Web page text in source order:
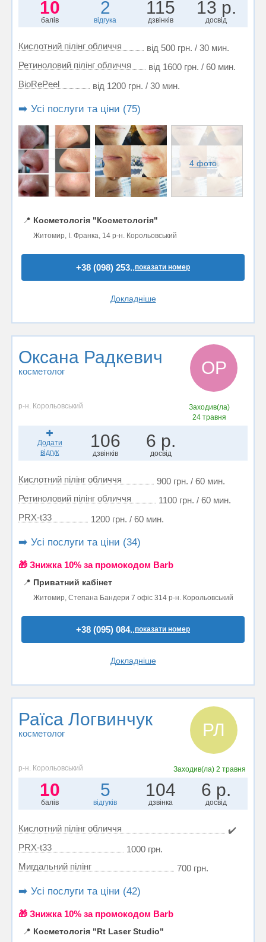
10
балів
2
відгука
115
дзвінків
13 р.
досвід
Кислотний пілінг обличчя
від 500 грн. / 30 мин.
Ретиноловий пілінг обличчя
від 1600 грн. / 60 мин.
BioRePeel
від 1200 грн. / 30 мин.
➡️ Усі послуги та ціни (75)
4 фото
📍 Косметологія "Косметологія"
Житомир, І. Франка, 14 р-н. Корольовський
+38 (098) 253..показати номер
Докладніше
Оксана Радкевич
косметолог ОР
р-н. Корольовський
Заходив(ла)
24 травня
Додати
відгук
106
дзвінків
6 р.
досвід
Кислотний пілінг обличчя
900 грн. / 60 мин.
Ретиноловий пілінг обличчя
1100 грн. / 60 мин.
PRX-t33
1200 грн. / 60 мин.
➡️ Усі послуги та ціни (34)
🎁 Знижка 10% за промокодом Barb
📍 Приватний кабінет
Житомир, Степана Бандери 7 офіс 314 р-н. Корольовський
+38 (095) 084..показати номер
Докладніше
Раїса Логвинчук
косметолог РЛ
р-н. Корольовський Заходив(ла) 2 травня
10
балів
5
відгуків
104
дзвінка
6 р.
досвід
Кислотний пілінг обличчя
✔️
PRX-t33
1000 грн.
Мигдальний пілінг
700 грн.
➡️ Усі послуги та ціни (42)
🎁 Знижка 10% за промокодом Barb
📍 Косметологія "Rt Laser Studio"